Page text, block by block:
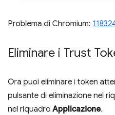
Problema di Chromium:
Eliminare i Trust
Ora puoi eliminare i token
pulsante di eliminazione nel
nel riquadroApplicazione.